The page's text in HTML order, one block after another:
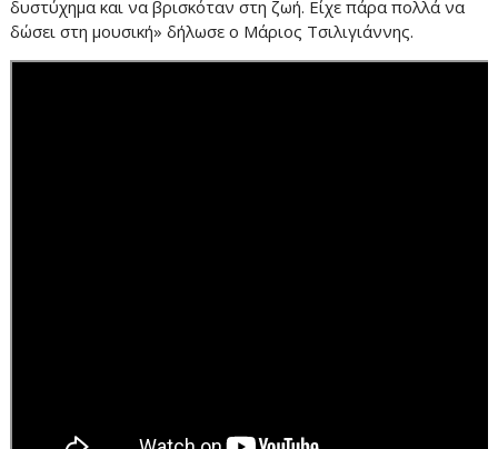
δυστύχημα και να βρισκόταν στη ζωή. Είχε πάρα πολλά να
δώσει στη μουσική» δήλωσε ο Μάριος Τσιλιγιάννης.